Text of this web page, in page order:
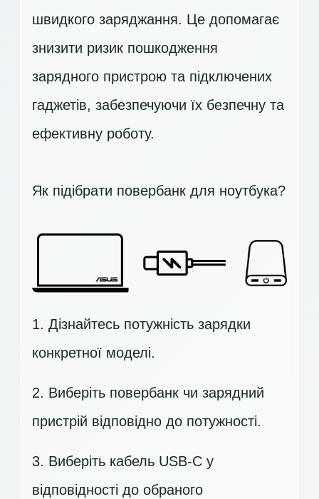
швидкого заряджання. Це допомагає
знизити ризик пошкодження
зарядного пристрою та підключених
гаджетів, забезпечуючи їх безпечну та
ефективну роботу.
Як підібрати повербанк для ноутбука?
1. Дізнайтесь потужність зарядки
конкретної моделі.
2. Виберіть повербанк чи зарядний
пристрій відповідно до потужності.
3. Виберіть кабель USB-C у
відповідності до обраного